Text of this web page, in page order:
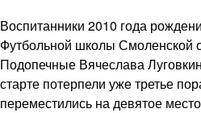
Воспитанники 2010 года
Футбольной школы Смоленской
Подопечные Вячеслава
старте потерпели уже третье
переместились на девятое